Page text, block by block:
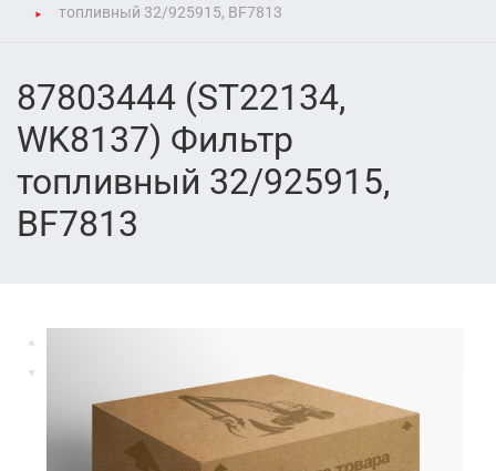
топливный 32/925915, BF7813
87803444 (ST22134,
WK8137) Фильтр
топливный 32/925915,
BF7813